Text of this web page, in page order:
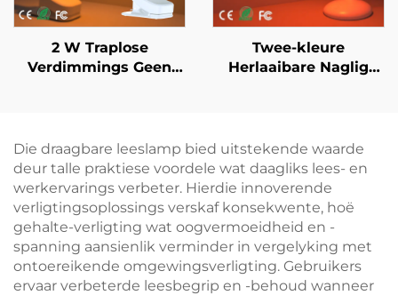
2 W Traplose
Verdimmings Geen
Twee-kleure
Herlaaibare Naglig
met Geheue 18U
Batteryleeftyd Type-C
Die draagbare leeslamp bied uitstekende waarde
deur talle praktiese voordele wat daagliks lees- en
werkervarings verbeter. Hierdie innoverende
verligtingsoplossings verskaf konsekwente, hoë
gehalte-verligting wat oogvermoeidheid en -
spanning aansienlik verminder in vergelyking met
ontoereikende omgewingsverligting. Gebruikers
ervaar verbeterde leesbegrip en -behoud wanneer